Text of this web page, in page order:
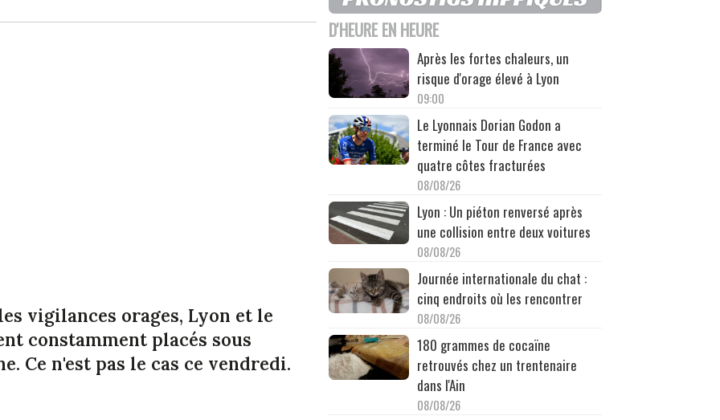
vigilances orages, Lyon et le
constamment placés sous
Ce n'est pas le cas ce vendredi.
D'HEURE EN HEURE
Après les fortes chaleurs, un
risque d'orage élevé à Lyon
09:00
Le Lyonnais Dorian Godon a
terminé le Tour de France avec
quatre côtes fracturées
08/08/26
Lyon : Un piéton renversé après
une collision entre deux voitures
08/08/26
Journée internationale du chat :
cinq endroits où les rencontrer
08/08/26
180 grammes de cocaïne
retrouvés chez un trentenaire
dans l'Ain
08/08/26